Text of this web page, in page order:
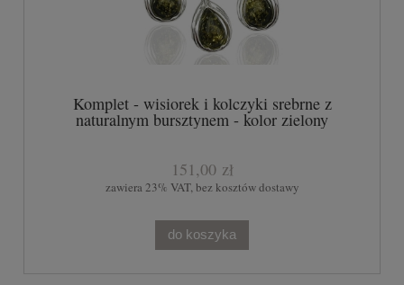
Komplet - wisiorek i kolczyki srebrne z
naturalnym bursztynem - kolor zielony
151,00 zł
zawiera 23% VAT, bez kosztów dostawy
do koszyka